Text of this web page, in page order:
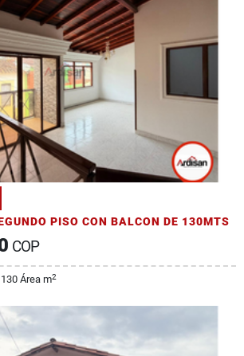
PISO CON BALCON DE 130MTS
COP
Área m2